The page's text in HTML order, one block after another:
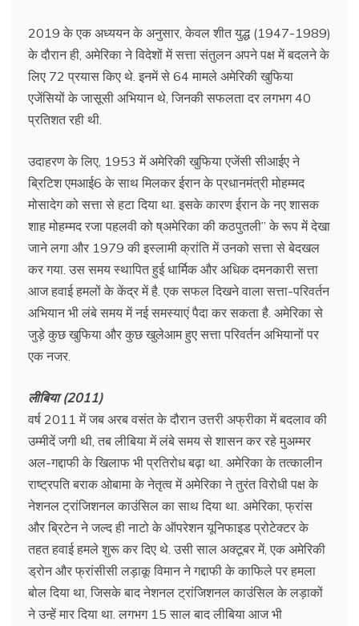
2019 के एक अध्ययन के अनुसार, केवल शीत युद्ध (1947-1989)
के दौरान ही, अमेरिका ने विदेशों में सत्ता संतुलन अपने पक्ष में बदलने के
लिए 72 प्रयास किए थे. इनमें से 64 मामले अमेरिकी खुफिया
एजेंसियों के जासूसी अभियान थे, जिनकी सफलता दर लगभग 40
प्रतिशत रही थी.
उदाहरण के लिए, 1953 में अमेरिकी खुफिया एजेंसी सीआईए ने
ब्रिटिश एमआई6 के साथ मिलकर ईरान के प्रधानमंत्री मोहम्मद
मोसादेग को सत्ता से हटा दिया था. इसके कारण ईरान के नए शासक
शाह मोहम्मद रजा पहलवी को ष्अमेरिका की कठपुतली” के रूप में देखा
जाने लगा और 1979 की इस्लामी क्रांति में उनको सत्ता से बेदखल
कर गया. उस समय स्थापित हुई धार्मिक और अधिक दमनकारी सत्ता
आज हवाई हमलों के केंद्र में है. एक सफल दिखने वाला सत्ता-परिवर्तन
अभियान भी लंबे समय में नई समस्याएं पैदा कर सकता है. अमेरिका से
जुड़े कुछ खुफिया और कुछ खुलेआम हुए सत्ता परिवर्तन अभियानों पर
एक नजर.
लीबिया (2011)
वर्ष 2011 में जब अरब वसंत के दौरान उत्तरी अफ्रीका में बदलाव की
उम्मीदें जगी थी, तब लीबिया में लंबे समय से शासन कर रहे मुअम्मर
अल-गद्दाफी के खिलाफ भी प्रतिरोध बढ़ा था. अमेरिका के तत्कालीन
राष्ट्रपति बराक ओबामा के नेतृत्व में अमेरिका ने तुरंत विरोधी पक्ष के
नेशनल ट्रांजिशनल काउंसिल का साथ दिया था. अमेरिका, फ्रांस
और ब्रिटेन ने जल्द ही नाटो के ऑपरेशन यूनिफाइड प्रोटेक्टर के
तहत हवाई हमले शुरू कर दिए थे. उसी साल अक्टूबर में, एक अमेरिकी
ड्रोन और फ्रांसीसी लड़ाकू विमान ने गद्दाफी के काफिले पर हमला
बोल दिया था, जिसके बाद नेशनल ट्रांजिशनल काउंसिल के लड़ाकों
ने उन्हें मार दिया था. लगभग 15 साल बाद लीबिया आज भी